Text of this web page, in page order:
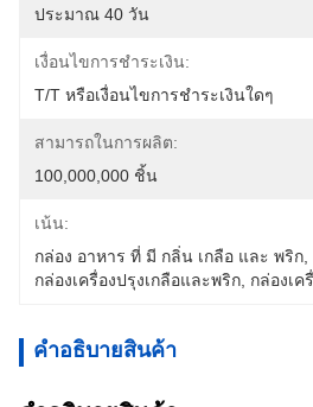
ประมาณ 40 วัน
เงื่อนไขการชำระเงิน:
T/T หรือเงื่อนไขการชำระเงินใดๆ
สามารถในการผลิต:
100,000,000 ชิ้น
เน้น:
กล่อง อาหาร ที่ มี กลิ่น เกลือ และ พริก
กล่องเครื่องปรุงเกลือและพริก กล่องเค
คําอธิบายสินค้า